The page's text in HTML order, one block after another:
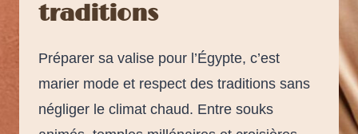
traditions
Préparer sa valise pour l’Égypte, c’est
marier mode et respect des traditions sans
négliger le climat chaud. Entre souks